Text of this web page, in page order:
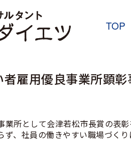
TOP
雇用優良事業所顕
所として会津若松市長賞の表彰
、社員の働きやすい職場づくり